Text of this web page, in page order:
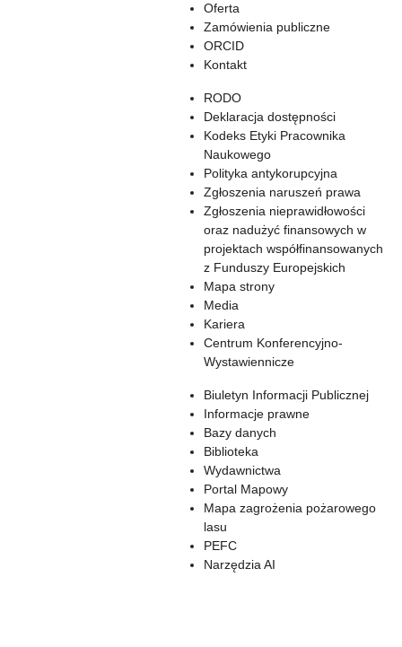
Oferta
Zamówienia publiczne
ORCID
Kontakt
RODO
Deklaracja dostępności
Kodeks Etyki Pracownika
Naukowego
Polityka antykorupcyjna
Zgłoszenia naruszeń prawa
Zgłoszenia nieprawidłowości
oraz nadużyć finansowych w
projektach współfinansowanych
z Funduszy Europejskich
Mapa strony
Media
Kariera
Centrum Konferencyjno-
Wystawiennicze
Biuletyn Informacji Publicznej
Informacje prawne
Bazy danych
Biblioteka
Wydawnictwa
Portal Mapowy
Mapa zagrożenia pożarowego
lasu
PEFC
Narzędzia AI